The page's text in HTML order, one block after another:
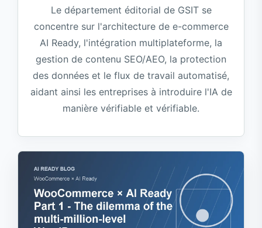
Le département éditorial de GSIT se
concentre sur l'architecture de e-commerce
AI Ready, l'intégration multiplateforme, la
gestion de contenu SEO/AEO, la protection
des données et le flux de travail automatisé,
aidant ainsi les entreprises à introduire l'IA de
manière vérifiable et vérifiable.